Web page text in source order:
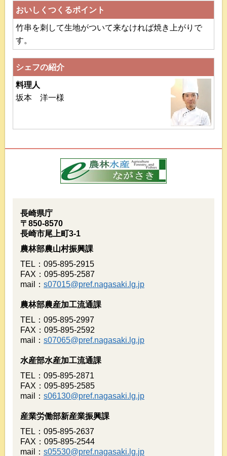
おいしくつくるポイント
竹串を刺して生地がついて来なければ焼き上がりで
す。
シェフの紹介
料理人
坂本 洋一様
長崎県庁
〒850-8570
長崎市尾上町3-1
農林部農山村振興課
TEL：095-895-2915
FAX：095-895-2587
mail： s07015@pref.nagasaki.lg.jp
農林部農産加工流通課
TEL：095-895-2997
FAX：095-895-2592
mail： s07065@pref.nagasaki.lg.jp
水産部水産加工流通課
TEL：095-895-2871
FAX：095-895-2585
mail： s06130@pref.nagasaki.lg.jp
産業労働部新産業振興課
TEL：095-895-2637
FAX：095-895-2544
mail： s05530@pref.nagasaki.lg.jp